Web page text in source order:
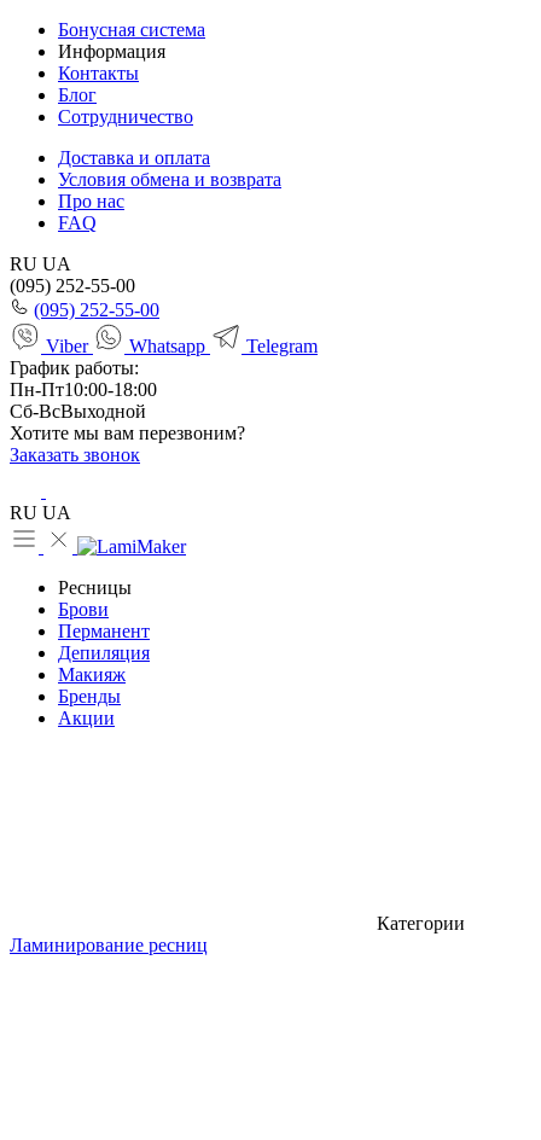
Бонусная система
Информация
Контакты
Блог
Сотрудничество
Доставка и оплата
Условия обмена и возврата
Про нас
FAQ
RU UA
(095) 252-55-00
(095) 252-55-00
Viber
Whatsapp
Telegram
График работы:
Пн-Пт10:00-18:00
Сб-ВсВыходной
Хотите мы вам перезвоним?
Заказать звонок
RU UA
Ресницы
Брови
Перманент
Депиляция
Макияж
Бренды
Акции
Категории
Ламинирование ресниц